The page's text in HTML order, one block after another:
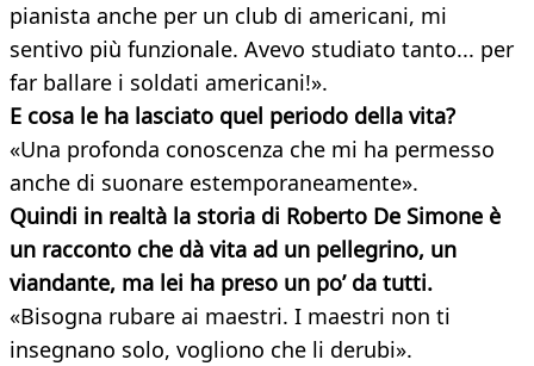
pianista anche per un club di americani, mi
sentivo più funzionale. Avevo studiato tanto... per
far ballare i soldati americani!».
E cosa le ha lasciato quel periodo della vita?
«Una profonda conoscenza che mi ha permesso
anche di suonare estemporaneamente».
Quindi in realtà la storia di Roberto De Simone è
un racconto che dà vita ad un pellegrino, un
viandante, ma lei ha preso un po’ da tutti.
«Bisogna rubare ai maestri. I maestri non ti
insegnano solo, vogliono che li derubi».